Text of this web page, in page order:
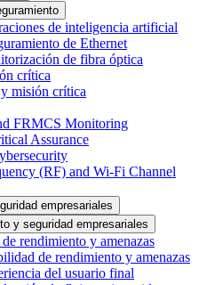
de inteligencia artificial
de Ethernet
de fibra óptica
crítica
misión crítica
FRMCS Monitoring
Assurance
(RF) and Wi-Fi Channel
empresariales
y seguridad empresariales
rendimiento y amenazas
de rendimiento y amenazas
del usuario final